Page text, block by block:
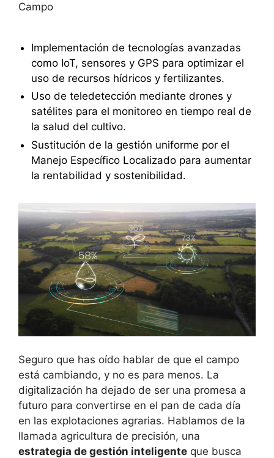
Campo
Implementación de tecnologías avanzadas
como IoT, sensores y GPS para optimizar el
uso de recursos hídricos y fertilizantes.
Uso de teledetección mediante drones y
satélites para el monitoreo en tiempo real de
la salud del cultivo.
Sustitución de la gestión uniforme por el
Manejo Específico Localizado para aumentar
la rentabilidad y sostenibilidad.
Seguro que has oído hablar de que el campo
está cambiando, y no es para menos. La
digitalización ha dejado de ser una promesa a
futuro para convertirse en el pan de cada día
en las explotaciones agrarias. Hablamos de la
llamada agricultura de precisión, una
estrategia de gestión inteligente que busca